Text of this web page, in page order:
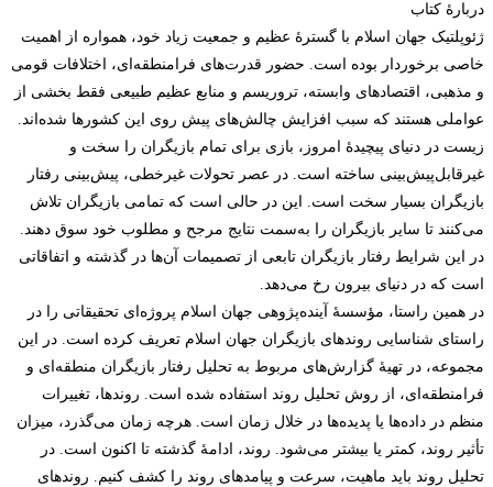
دربارۀ کتاب
ژئوپلتیک جهان اسلام با گسترۀ عظیم و جمعیت زیاد خود، همواره از اهمیت
خاصی برخوردار بوده است. حضور قدرت‌های فرامنطقه‌ای، اختلافات قومی
و مذهبی، اقتصادهای وابسته، تروریسم و منابع عظیم طبیعی فقط بخشی از
عواملی هستند که سبب‌ افزایش چالش‌های پیش روی این کشورها شده‌اند.
زیست در دنیای پیچیدۀ امروز، بازی برای تمام بازیگران را سخت و
غیرقابل‌پیش‌بینی ساخته است. در عصر تحولات غیرخطی، پیش‌بینی رفتار
بازیگران بسیار سخت است. این در حالی است که تمامی بازیگران تلاش
می‌کنند تا سایر بازیگران را به‌سمت نتایج مرجح و مطلوب خود سوق دهند.
در این شرایط رفتار بازیگران تابعی از تصمیمات آن‌ها در گذشته و اتفاقاتی
است که در دنیای بیرون رخ می‌دهد.
در همین راستا، مؤسسۀ آینده‌پژوهی جهان اسلام پروژه‌ای تحقیقاتی را در
راستای شناسایی روندهای بازیگران جهان اسلام تعریف کرده است. در این
مجموعه، در تهیۀ گزارش‌های مربوط به تحلیل رفتار بازیگران منطقه‌ای و
فرامنطقه‌ای، از روش تحلیل روند استفاده شده است. روندها، تغییرات
منظم در داده‌ها یا پدیده‌ها در خلال زمان است. هرچه زمان می‌گذرد، میزان
تأثیر روند، کمتر یا بیشتر می‌شود. روند، ادامۀ گذشته تا اکنون است. در
تحلیل روند باید ماهیت، سرعت و پیامدهای روند را کشف کنیم. روندهای